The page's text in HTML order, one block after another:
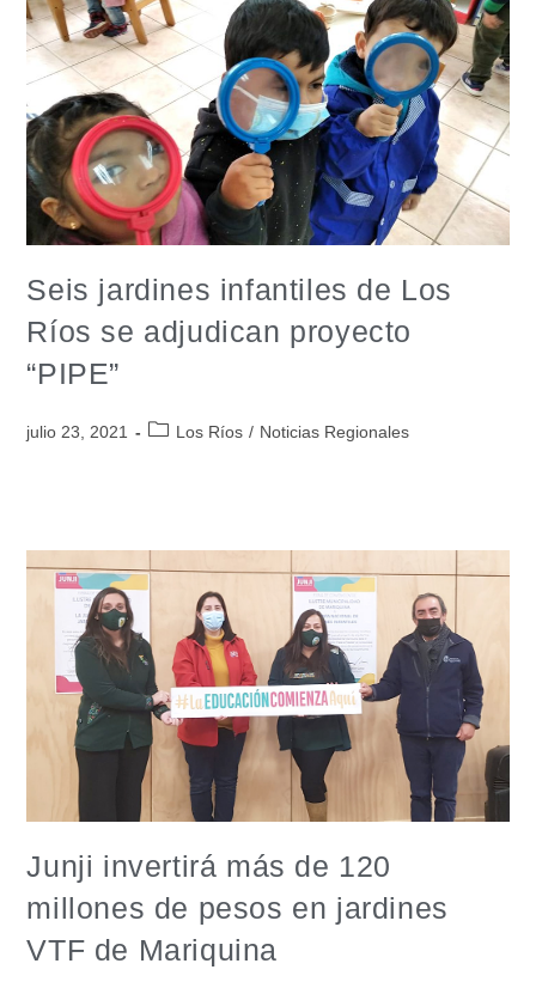
Seis jardines infantiles de Los
Ríos se adjudican proyecto
“PIPE”
julio 23, 2021 Los Ríos / Noticias Regionales
Junji invertirá más de 120
millones de pesos en jardines
VTF de Mariquina